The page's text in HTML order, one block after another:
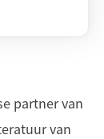
partner van
van